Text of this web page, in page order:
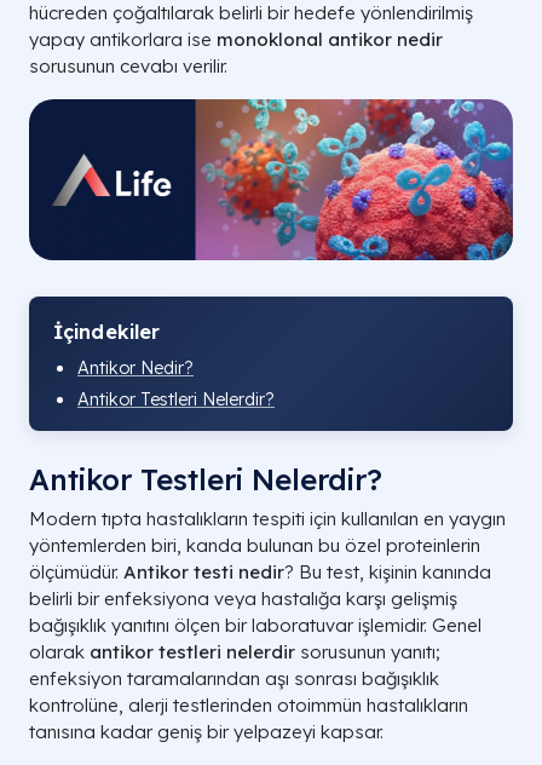
hücreden çoğaltılarak belirli bir hedefe yönlendirilmiş
yapay antikorlara ise monoklonal antikor nedir
sorusunun cevabı verilir.
İçindekiler
Antikor Nedir?
Antikor Testleri Nelerdir?
Antikor Testleri Nelerdir?
Modern tıpta hastalıkların tespiti için kullanılan en yaygın
yöntemlerden biri, kanda bulunan bu özel proteinlerin
ölçümüdür. Antikor testi nedir? Bu test, kişinin kanında
belirli bir enfeksiyona veya hastalığa karşı gelişmiş
bağışıklık yanıtını ölçen bir laboratuvar işlemidir. Genel
olarak antikor testleri nelerdir sorusunun yanıtı;
enfeksiyon taramalarından aşı sonrası bağışıklık
kontrolüne, alerji testlerinden otoimmün hastalıkların
tanısına kadar geniş bir yelpazeyi kapsar.